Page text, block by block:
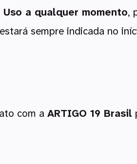
a qualquer momento,
sempre indicada no
com a ARTIGO 19 Brasil